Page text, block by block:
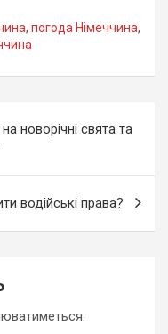
, погода Німеччина,
новорічні свята та
водійські права?